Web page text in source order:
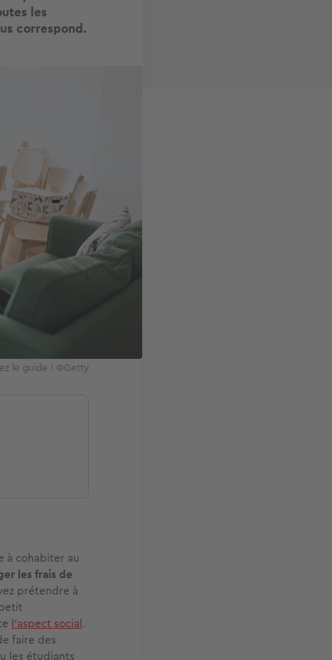
les
correspond.
le guide ! ©Getty
à cohabiter au
les frais de
prétendre à
l'aspect social.
faire des
les étudiants